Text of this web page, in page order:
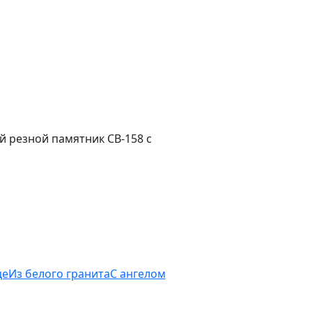
резной памятник СВ-158 с
Из белого гранитаС ангелом